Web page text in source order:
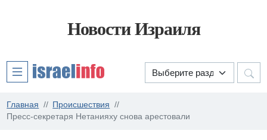
Новости Израиля
Главная
Происшествия
Пресс-секретаря Нетанияху снова арестовали